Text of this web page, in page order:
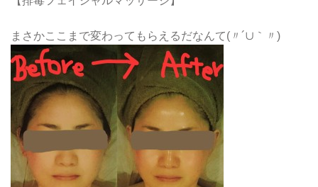
まさかここまで変わってもらえるだなんて(〃´∪｀〃)ゞ